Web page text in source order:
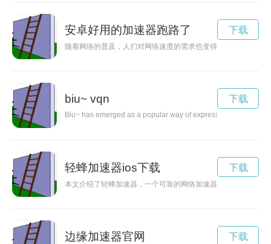
安卓好用的加速器跑路了
随着网络的普及，人们对网络速度的需求也变得更加迫切。本
下载
biu~ vqn
Biu~ has emerged as a popular way of expressing emotions
下载
轻蜂加速器ios下载
本文介绍了轻蜂加速器，一个可靠的网络加速器，能够提供稳
下载
边缘加速器官网 下载